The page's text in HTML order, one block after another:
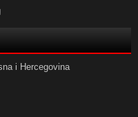
i Hercegovina